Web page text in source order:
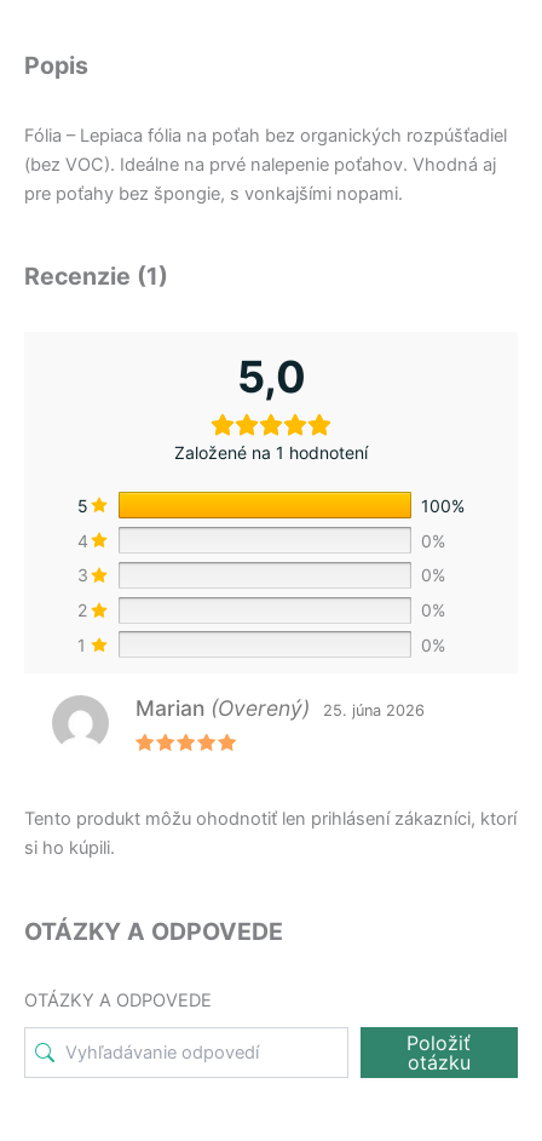
Popis
Fólia – Lepiaca fólia na poťah bez organických rozpúšťadiel
(bez VOC). Ideálne na prvé nalepenie poťahov. Vhodná aj
pre poťahy bez špongie, s vonkajšími nopami.
Recenzie (1)
5,0
Založené na 1 hodnotení
5
100%
4
0%
3
0%
2
0%
1
0%
Marian (Overený) 25. júna 2026
Tento produkt môžu ohodnotiť len prihlásení zákazníci, ktorí
si ho kúpili.
OTÁZKY A ODPOVEDE
OTÁZKY A ODPOVEDE
Položiť
otázku